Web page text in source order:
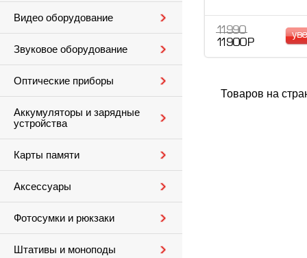
Видео оборудование
Звуковое оборудование
Оптические приборы
Аккумуляторы и зарядные
устройства
Карты памяти
Аксессуары
Фотосумки и рюкзаки
Штативы и моноподы
11 990
11 900 Р
Товаров на